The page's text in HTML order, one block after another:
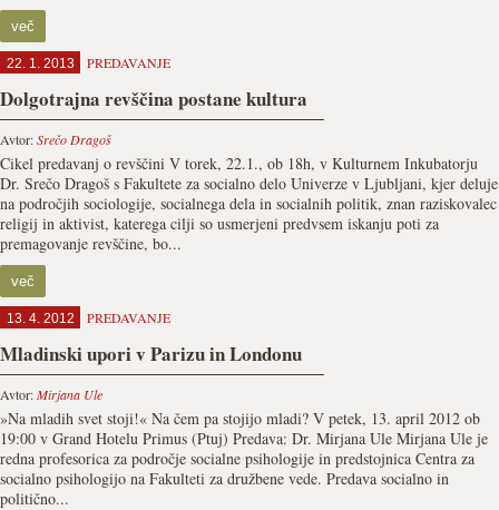
več
22. 1. 2013 PREDAVANJE
Dolgotrajna revščina postane kultura
Avtor:Srečo Dragoš
Cikel predavanj o revščini V torek, 22.1., ob 18h, v Kulturnem Inkubatorju
Dr. Srečo Dragoš s Fakultete za socialno delo Univerze v Ljubljani, kjer deluje
na področjih sociologije, socialnega dela in socialnih politik, znan raziskovalec
religij in aktivist, katerega cilji so usmerjeni predvsem iskanju poti za
premagovanje revščine, bo...
več
13. 4. 2012 PREDAVANJE
Mladinski upori v Parizu in Londonu
Avtor:Mirjana Ule
»Na mladih svet stoji!« Na čem pa stojijo mladi? V petek, 13. april 2012 ob
19:00 v Grand Hotelu Primus (Ptuj) Predava: Dr. Mirjana Ule Mirjana Ule je
redna profesorica za področje socialne psihologije in predstojnica Centra za
socialno psihologijo na Fakulteti za družbene vede. Predava socialno in
politično...